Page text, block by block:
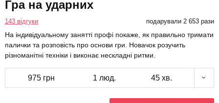
Гра на ударних
143 відгуки подарували 2 653 рази
На індивідуальному занятті профі покаже, як правильно тримати
палички та розповість про основи гри. Новачок розучить
різноманітні техніки і виконає нескладні ритми.
975 грн 1 люд. 45 хв.